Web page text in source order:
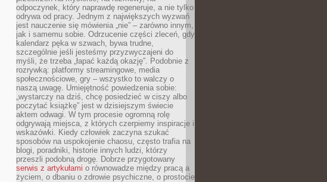
odpoczynek, który naprawdę regeneruje, a nie tylko
odrywa od pracy. Jednym z największych wyzwań
jest nauczenie się mówienia „nie” – zarówno innym,
jak i samemu sobie. Odrzucenie części zleceń, gdy
kalendarz pęka w szwach, bywa trudne,
szczególnie jeśli jesteśmy przyzwyczajeni do
myśli, że trzeba „łapać każdą okazję”. Podobnie z
rozrywką: platformy streamingowe, media
społecznościowe, gry – wszystko to walczy o
naszą uwagę. Umiejętność powiedzenia sobie:
„wystarczy na dziś, chcę posiedzieć w ciszy albo
poczytać książkę” jest w dzisiejszym świecie
aktem odwagi. W tym procesie ogromną rolę
odgrywają miejsca, z których czerpiemy inspiracje i
wskazówki. Kiedy człowiek zaczyna szukać
sposobów na uspokojenie chaosu, często trafia na
blogi, poradniki, historie innych ludzi, którzy
przeszli podobną drogę. Dobrze przygotowany
serwis z artykułami o równowadze między pracą a
życiem, o dbaniu o zdrowie psychiczne, o prostocie